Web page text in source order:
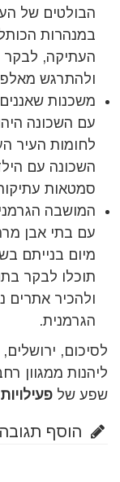
הבולטים של
במנהרות
העתיקה, לבקר
ולהתרגש
משכנות
עם השכונה
השכונה עם
סמטאות
המושבה
עם בתי אבן
תוכלו לבקר
ולהכיר אתרים
הגרמנית.
לסיכום,
ליהנות ממגוון
שפע של
הוסף תגובה